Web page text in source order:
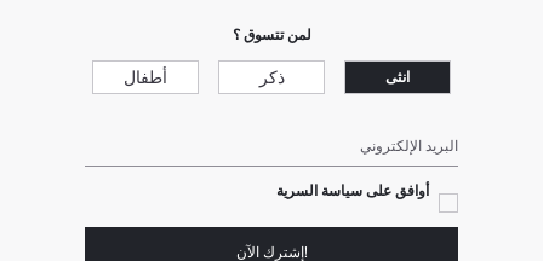
لمن تتسوق ؟
انثى ذكر أطفال
البريد الإلكتروني
أوافق على سياسة السرية
!إشترك الآن